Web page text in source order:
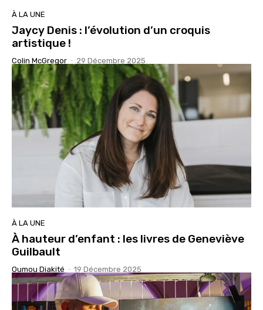
À LA UNE
Jaycy Denis : l’évolution d’un croquis
artistique !
Colin McGregor - 29 Décembre 2025
À LA UNE
À hauteur d’enfant : les livres de Geneviève
Guilbault
Oumou Diakité - 19 Décembre 2025